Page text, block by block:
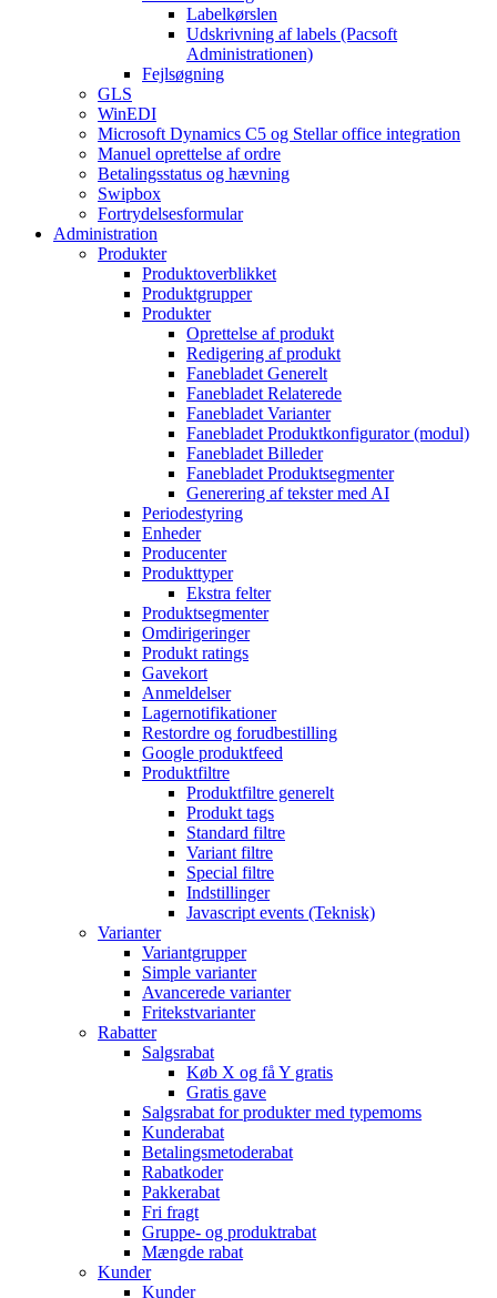
Labelkørslen
Udskrivning af labels (Pacsoft
Administrationen)
Fejlsøgning
GLS
WinEDI
Microsoft Dynamics C5 og Stellar office integration
Manuel oprettelse af ordre
Betalingsstatus og hævning
Swipbox
Fortrydelsesformular
Administration
Produkter
Produktoverblikket
Produktgrupper
Produkter
Oprettelse af produkt
Redigering af produkt
Fanebladet Generelt
Fanebladet Relaterede
Fanebladet Varianter
Fanebladet Produktkonfigurator (modul)
Fanebladet Billeder
Fanebladet Produktsegmenter
Generering af tekster med AI
Periodestyring
Enheder
Producenter
Produkttyper
Ekstra felter
Produktsegmenter
Omdirigeringer
Produkt ratings
Gavekort
Anmeldelser
Lagernotifikationer
Restordre og forudbestilling
Google produktfeed
Produktfiltre
Produktfiltre generelt
Produkt tags
Standard filtre
Variant filtre
Special filtre
Indstillinger
Javascript events (Teknisk)
Varianter
Variantgrupper
Simple varianter
Avancerede varianter
Fritekstvarianter
Rabatter
Salgsrabat
Køb X og få Y gratis
Gratis gave
Salgsrabat for produkter med typemoms
Kunderabat
Betalingsmetoderabat
Rabatkoder
Pakkerabat
Fri fragt
Gruppe- og produktrabat
Mængde rabat
Kunder
Kunder